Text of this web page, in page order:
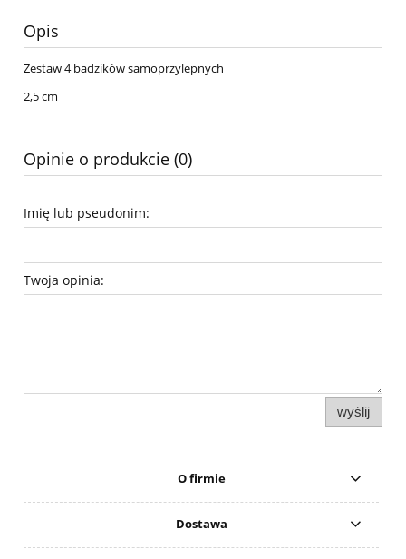
Opis
Zestaw 4 badzików samoprzylepnych
2,5 cm
Opinie o produkcie (0)
Imię lub pseudonim:
Twoja opinia:
wyślij
O firmie
Dostawa